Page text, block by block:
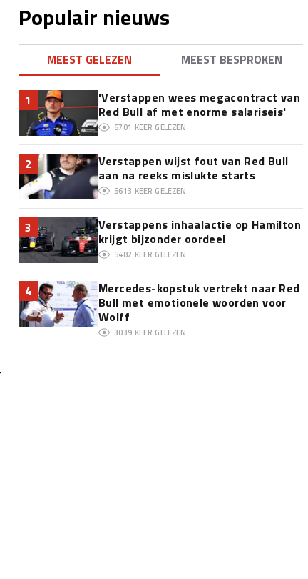
Populair nieuws
MEEST GELEZEN MEEST BESPROKEN
1
'Verstappen wees megacontract van
Red Bull af met enorme salariseis'
6701 KEER GELEZEN
2
Verstappen wijst fout van Red Bull
aan na reeks mislukte starts
5613 KEER GELEZEN
3
Verstappens inhaalactie op Hamilton
krijgt bijzonder oordeel
5482 KEER GELEZEN
4
Mercedes-kopstuk vertrekt naar Red
Bull met emotionele woorden voor
Wolff
3039 KEER GELEZEN